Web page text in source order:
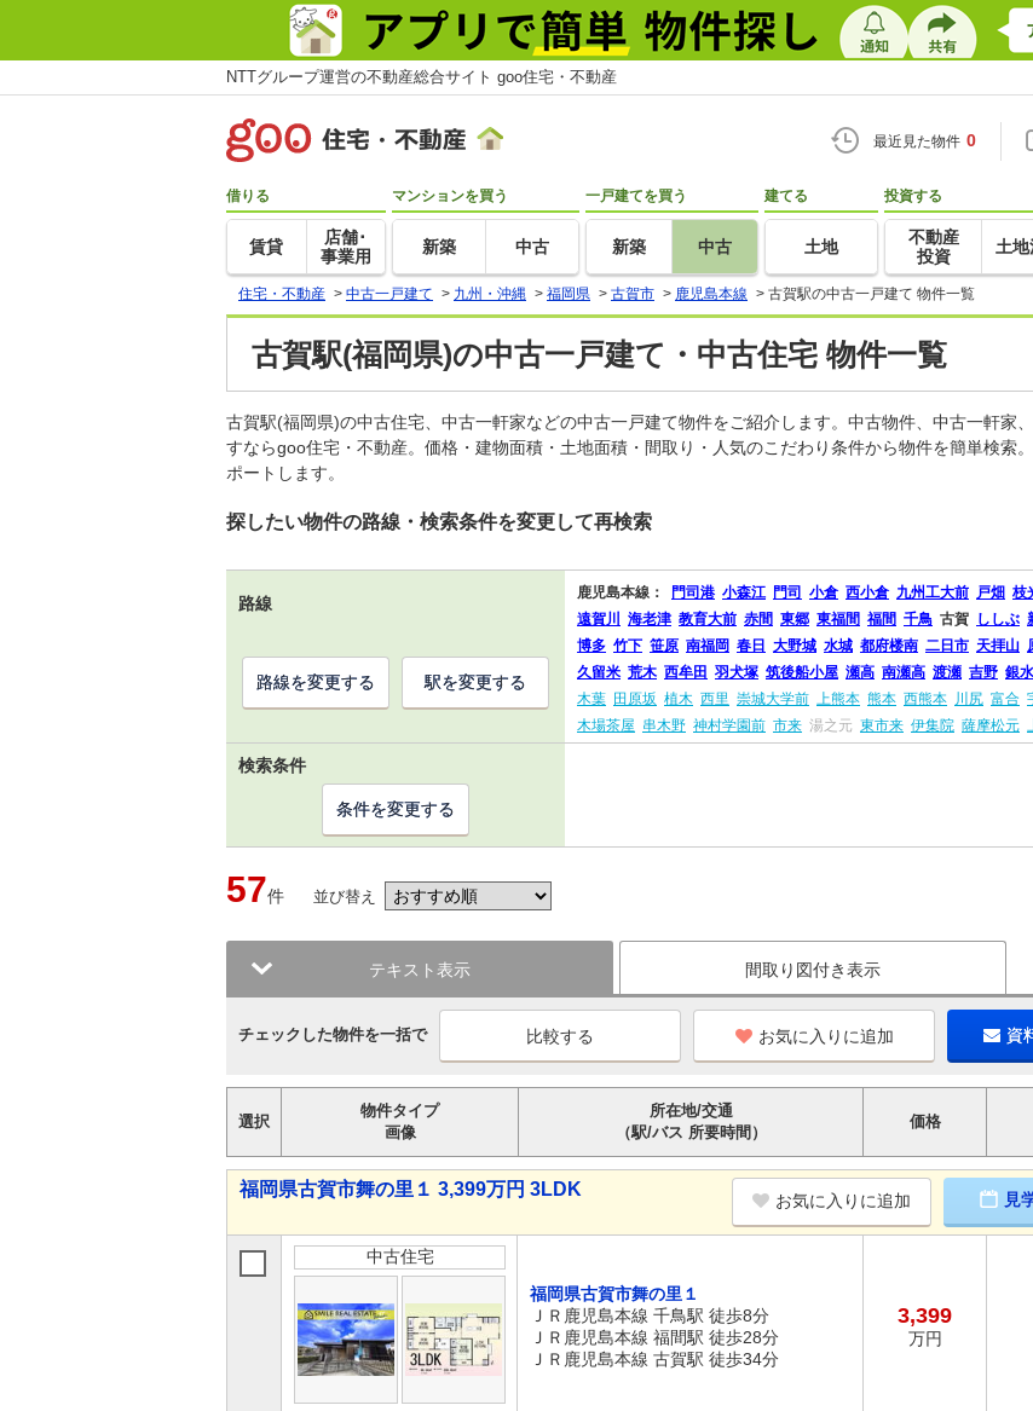
NTTグループ運営の不動産総合サイト goo住宅・不動産
最近見た物件 0
借りる
賃貸
店舗･
事業用
マンションを買う
新築 中古
一戸建てを買う
新築 中古
建てる
土地
投資する
不動産
投資
土地
住宅・不動産 > 中古一戸建て > 九州・沖縄 > 福岡県 > 古賀市 > 鹿児島本線 > 古賀駅の中古一戸建て 物件一覧
古賀駅(福岡県)の中古一戸建て・中古住宅 物件一覧
古賀駅(福岡県)の中古住宅、中古一軒家などの中古一戸建て物件をご紹介します。中古物件、中古一軒家
すならgoo住宅・不動産。価格・建物面積・土地面積・間取り・人気のこだわり条件から物件を簡単検索
ポートします。
探したい物件の路線・検索条件を変更して再検索
路線
鹿児島本線： 門司港 小森江 門司 小倉 西小倉 九州工大前 戸畑 枝
遠賀川
海老津 教育大前 赤間 東郷 東福間 福間 千鳥 古賀 ししぶ
博多 竹下 笹原 南福岡 春日 大野城 水城 都府楼南 二日市 天拝山
久留米 荒木 西牟田 羽犬塚 筑後船小屋 瀬高 南瀬高 渡瀬 吉野 銀水
木葉 田原坂 植木 西里 崇城大学前 上熊本 熊本 西熊本 川尻 富合
木場茶屋 串木野 神村学園前 市来 湯之元 東市来 伊集院 薩摩松元
路線を変更する 駅を変更する
検索条件
条件を変更する
57件 並び替え
テキスト表示 間取り図付き表示
チェックした物件を一括で お気に入りに追加 資
選択
物件タイプ
画像
所在地/交通
（駅/バス 所要時間）
価格
福岡県古賀市舞の里１ 3,399万円 3LDK
お気に入りに追加 見
中古住宅
福岡県古賀市舞の里１
ＪＲ鹿児島本線 千鳥駅 徒歩8分
ＪＲ鹿児島本線 福間駅 徒歩28分
ＪＲ鹿児島本線 古賀駅 徒歩34分
3,399
万円